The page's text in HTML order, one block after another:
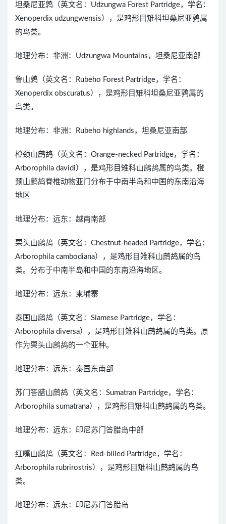
坦桑尼亚鹑（英文名：Udzungwa Forest Partridge，学名：
Xenoperdix udzungwensis），是鸡形目雉科坦桑尼亚鹑属
的鸟类。
地理分布：非洲：Udzungwa Mountains，坦桑尼亚南部
鲁山鹑（英文名：Rubeho Forest Partridge，学名：
Xenoperdix obscuratus），是鸡形目雉科坦桑尼亚鹑属的
鸟类。
地理分布：非洲：Rubeho highlands，坦桑尼亚南部
橙颈山鹧鸪（英文名：Orange-necked Partridge，学名：
Arborophila davidi），是鸡形目雉科山鹧鸪属的鸟类。橙
颈山鹧鸪脊椎动物亚门分布于中南半岛和中国的东南沿海
地区
地理分布：远东：越南南部
栗头山鹧鸪（英文名：Chestnut-headed Partridge，学名：
Arborophila cambodiana），是鸡形目雉科山鹧鸪属的鸟
类。分布于中南半岛和中国的东南沿海地区。
地理分布：远东：柬埔寨
泰国山鹧鸪（英文名：Siamese Partridge，学名：
Arborophila diversa），是鸡形目雉科山鹧鸪属的鸟类。原
作为栗头山鹧鸪的一个亚种。
地理分布：远东：泰国东南部
苏门答腊山鹧鸪（英文名：Sumatran Partridge，学名：
Arborophila sumatrana），是鸡形目雉科山鹧鸪属的鸟类。
地理分布：远东：印尼苏门答腊岛中部
红嘴山鹧鸪（英文名：Red-billed Partridge，学名：
Arborophila rubrirostris），是鸡形目雉科山鹧鸪属的鸟
类。
地理分布：远东：印尼苏门答腊岛